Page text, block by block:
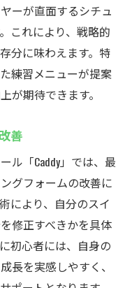
ーが直面するシチュ
これにより、戦略的
分に味わえます。特
練習メニューが提案
が期待できます。
善
ル「Caddy」では、最
グフォームの改善に
により、自分のスイ
修正すべきかを具体
初心者には、自身の
長を実感しやすく、